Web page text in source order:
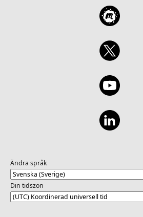
Ändra språk
Din tidszon